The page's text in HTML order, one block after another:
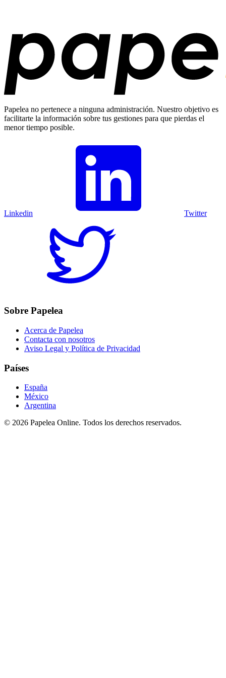
Papelea no pertenece a ninguna administración. Nuestro objetivo es
facilitarte la información sobre tus gestiones para que pierdas el
menor tiempo posible.
Linkedin Twitter
Sobre Papelea
Acerca de Papelea
Contacta con nosotros
Aviso Legal y Política de Privacidad
Países
España
México
Argentina
© 2026 Papelea Online. Todos los derechos reservados.